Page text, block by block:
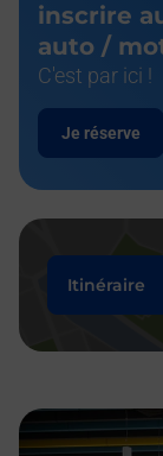
inscrire
auto /
C'est par ici !
Je réserve
Itinéraire